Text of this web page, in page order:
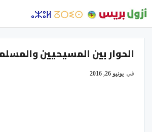
الحوار بين المسيحيين
في يونيو 26, 2016